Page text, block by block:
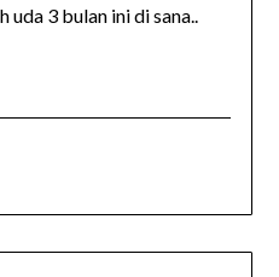
uda 3 bulan ini di sana..